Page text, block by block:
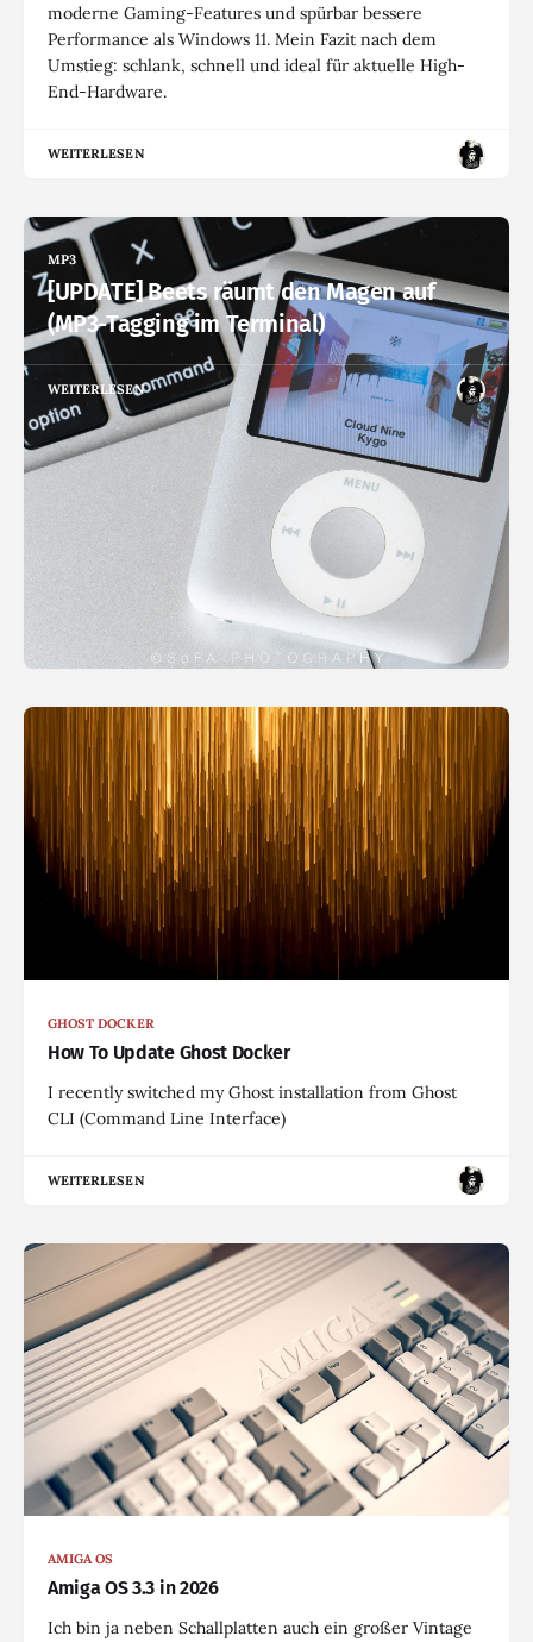
moderne Gaming-Features und spürbar bessere
Performance als Windows 11. Mein Fazit nach dem
Umstieg: schlank, schnell und ideal für aktuelle High-
End-Hardware.
WEITERLESEN
MP3
[UPDATE] Beets räumt den Magen auf
(MP3-Tagging im Terminal)
WEITERLESEN
GHOST DOCKER
How To Update Ghost Docker
I recently switched my Ghost installation from Ghost
CLI (Command Line Interface)
WEITERLESEN
AMIGA OS
Amiga OS 3.3 in 2026
Ich bin ja neben Schallplatten auch ein großer Vintage